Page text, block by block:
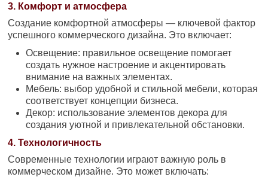
3. Комфорт и атмосфера
Создание комфортной атмосферы — ключевой фактор
успешного коммерческого дизайна. Это включает:
Освещение: правильное освещение помогает
создать нужное настроение и акцентировать
внимание на важных элементах.
Мебель: выбор удобной и стильной мебели, которая
соответствует концепции бизнеса.
Декор: использование элементов декора для
создания уютной и привлекательной обстановки.
4. Технологичность
Современные технологии играют важную роль в
коммерческом дизайне. Это может включать: